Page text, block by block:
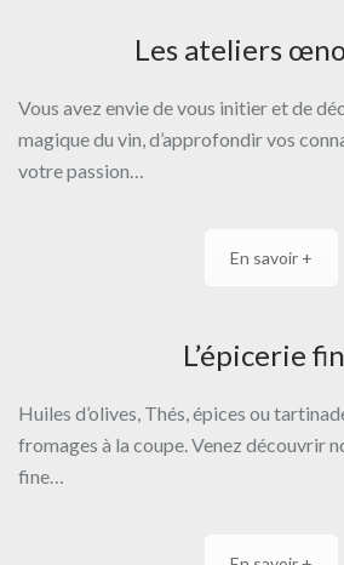
Les ateliers
Vous avez envie de vous initier et de
magique du vin, d’approfondir vos
votre passion…
En savoir +
L’épicerie
Huiles d’olives, Thés, épices ou
fromages à la coupe. Venez découvrir
fine…